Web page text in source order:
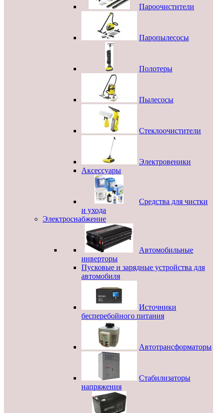
Пароочистители
Паропылесосы
Полотеры
Пылесосы
Стеклоочистители
Электровеники
Аксессуары
Средства для чистки
и ухода
Электроснабжение
Автомобильные
инверторы
Пусковые и зарядные устройства для
автомобиля
Источники
бесперебойного питания
Автотрансформаторы
Стабилизаторы
напряжения